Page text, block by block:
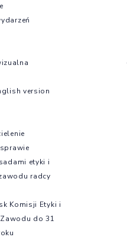
version
etyki i
radcy
Komisji Etyki i
do 31